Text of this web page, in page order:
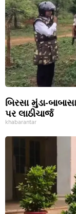
બિરસા મુંડા-
પર લાઠીચાર્જ
khabarantar